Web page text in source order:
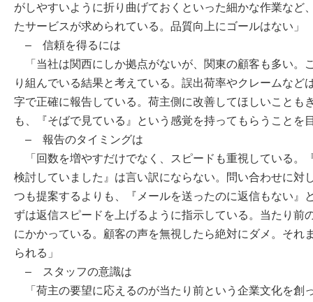
がしやすいように折り曲げておくといった細かな作業など
たサービスが求められている。品質向上にゴールはない」
– 信頼を得るには
「当社は関西にしか拠点がないが、関東の顧客も多い。
り組んでいる結果と考えている。誤出荷率やクレームなど
字で正確に報告している。荷主側に改善してほしいことも
も、『そばで見ている』という感覚を持ってもらうことを
– 報告のタイミングは
「回数を増やすだけでなく、スピードも重視している。
検討していました』は言い訳にならない。問い合わせに対
つも提案するよりも、『メールを送ったのに返信もない』
ずは返信スピードを上げるように指示している。当たり前
にかかっている。顧客の声を無視したら絶対にダメ。それ
られる」
– スタッフの意識は
「荷主の要望に応えるのが当たり前という企業文化を創